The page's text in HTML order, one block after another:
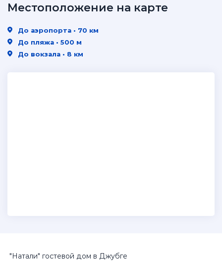
"Натали" гостевой дом в Джубге
Местоположение на карте
До аэропорта • 70 км
До пляжа • 500 м
До вокзала • 8 км